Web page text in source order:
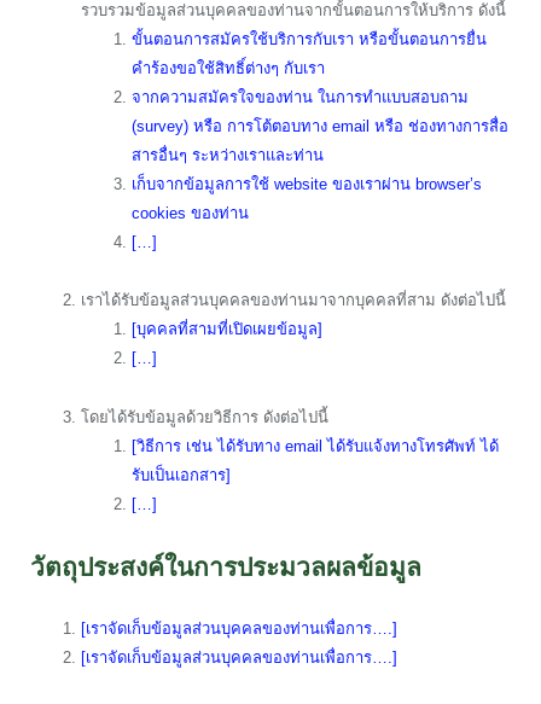
รวบรวมข้อมูลส่วนบุคคลของท่านจากขั้นตอนการให้บริการ ดังนี้
ขั้นตอนการสมัครใช้บริการกับเรา หรือขั้นตอนการยื่น
คำร้องขอใช้สิทธิ์ต่างๆ กับเรา
จากความสมัครใจของท่าน ในการทำแบบสอบถาม
(survey) หรือ การโต้ตอบทาง email หรือ ช่องทางการสื่อ
สารอื่นๆ ระหว่างเราและท่าน
เก็บจากข้อมูลการใช้ website ของเราผ่าน browser’s
cookies ของท่าน
[…]
เราได้รับข้อมูลส่วนบุคคลของท่านมาจากบุคคลที่สาม ดังต่อไปนี้
[บุคคลที่สามที่เปิดเผยข้อมูล]
[…]
โดยได้รับข้อมูลด้วยวิธีการ ดังต่อไปนี้
[วิธีการ เช่น ได้รับทาง email ได้รับแจ้งทางโทรศัพท์ ได้
รับเป็นเอกสาร]
[…]
วัตถุประสงค์ในการประมวลผลข้อมูล
[เราจัดเก็บข้อมูลส่วนบุคคลของท่านเพื่อการ….]
[เราจัดเก็บข้อมูลส่วนบุคคลของท่านเพื่อการ….]